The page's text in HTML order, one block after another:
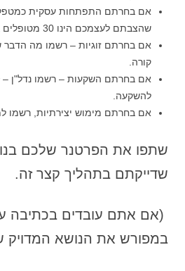
אם בחרתם התפתחות עסקית
שהצבתם לעצמכם הינו 30 מטופלים בשבוע.
אם בחרתם זוגיות – רשמו מה הדבר
קורה.
אם בחרתם השקעות – רשמו נדל"ן –
להשקעה.
אם בחרתם מימוש יצירתיות, רשמו
שתפו את הפרטנר שלכם
שדייקתם בתהליך קצר זה.
(אם אתם עובדים בכתיבה
במפורש את הנושא המדויק